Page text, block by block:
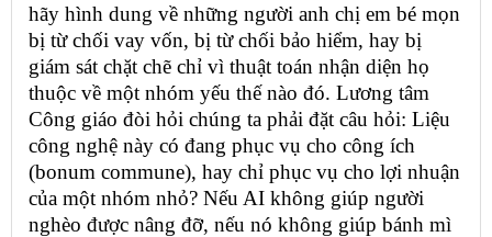
hãy hình dung về những người anh chị em bé mọn
bị từ chối vay vốn, bị từ chối bảo hiểm, hay bị
giám sát chặt chẽ chỉ vì thuật toán nhận diện họ
thuộc về một nhóm yếu thế nào đó. Lương tâm
Công giáo đòi hỏi chúng ta phải đặt câu hỏi: Liệu
công nghệ này có đang phục vụ cho công ích
(bonum commune), hay chỉ phục vụ cho lợi nhuận
của một nhóm nhỏ? Nếu AI không giúp người
nghèo được nâng đỡ, nếu nó không giúp bánh mì